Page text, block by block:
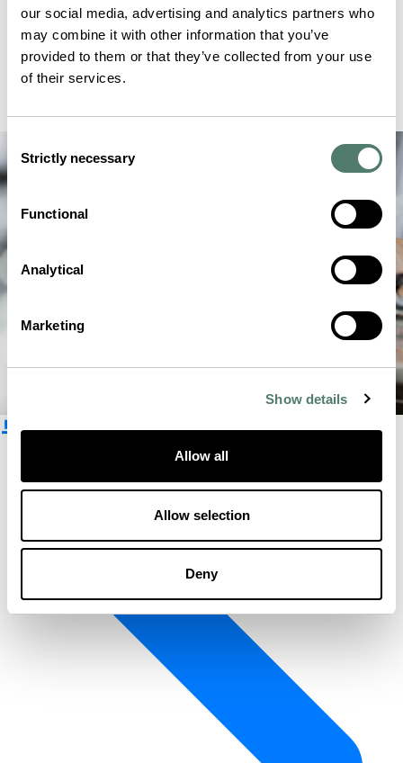
our social media, advertising and analytics partners who
may combine it with other information that you’ve
provided to them or that they’ve collected from your use
of their services.
Selection
Strictly necessary
Functional
Analytical
Marketing
Show details
Allow all
Allow selection
Deny
뉴스레터 구독